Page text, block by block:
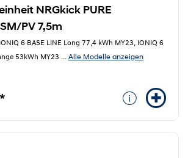
NRGkick PURE
PV 7,5m
6 BASE LINE Long 77,4 kWh MY23, IONIQ 6
53kWh MY23 ... Alle Modelle anzeigen